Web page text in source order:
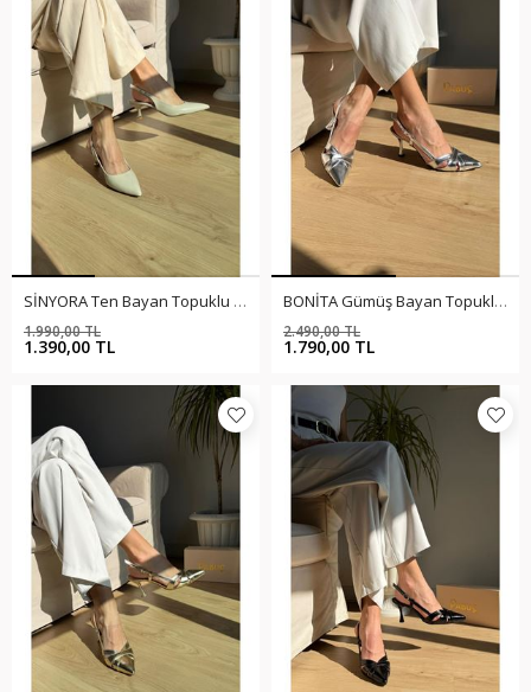
SİNYORA Ten Bayan Topuklu Ayakkabı
1.390,00 TL
1.990,00 TL
BONİTA Gümüş Bayan Topuklu Ayakkabı
1.790,00 TL
2.490,00 TL